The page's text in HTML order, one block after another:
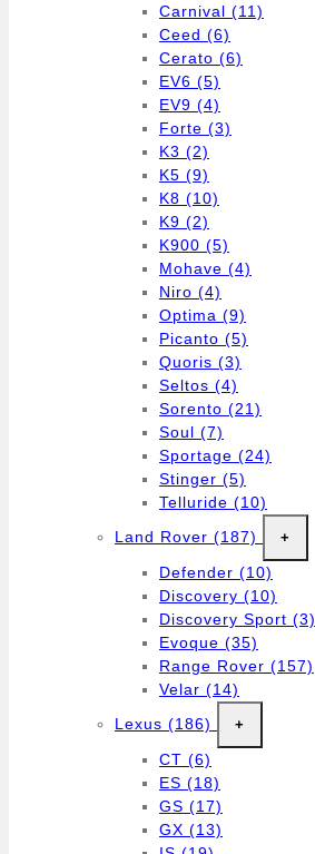
Carnival (11)
Ceed (6)
Cerato (6)
EV6 (5)
EV9 (4)
Forte (3)
K3 (2)
K5 (9)
K8 (10)
K9 (2)
K900 (5)
Mohave (4)
Niro (4)
Optima (9)
Picanto (5)
Quoris (3)
Seltos (4)
Sorento (21)
Soul (7)
Sportage (24)
Stinger (5)
Telluride (10)
Land Rover (187) +
Defender (10)
Discovery (10)
Discovery Sport (3)
Evoque (35)
Range Rover (157)
Velar (14)
Lexus (186) +
CT (6)
ES (18)
GS (17)
GX (13)